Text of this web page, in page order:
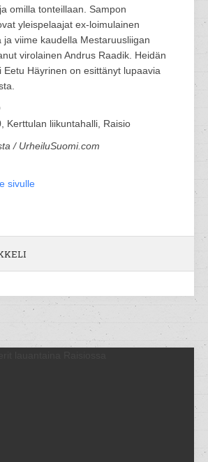
omilla tonteillaan. Sampon
yleispelaajat ex-loimulainen
ja viime kaudella Mestaruusliigan
virolainen Andrus Raadik. Heidän
Eetu Häyrinen on esittänyt lupaavia
Kerttulan liikuntahalli, Raisio
/ UrheiluSuomi.com
sivulle